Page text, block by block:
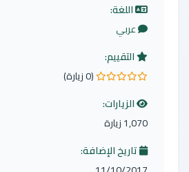
اللغة:
عربي
التقييم:
0.0 من 5 نجوم
(0 زيارة)
الزيارات:
1,070 زيارة
تاريخ الإضافة: